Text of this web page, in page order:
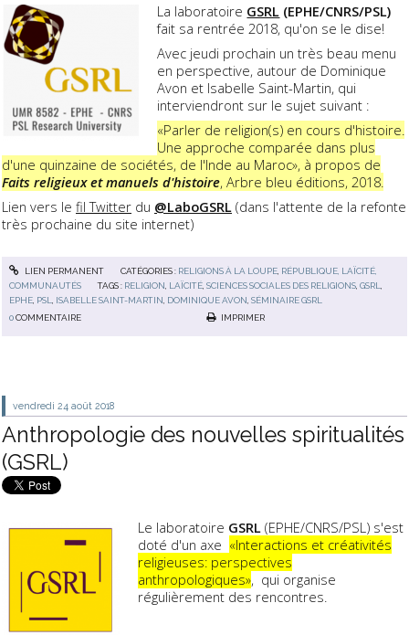
La laboratoire GSRL (EPHE/CNRS/PSL)
fait sa rentrée 2018, qu'on se le dise!
Avec jeudi prochain un très beau menu
en perspective, autour de Dominique
Avon et Isabelle Saint-Martin, qui
interviendront sur le sujet suivant :
«Parler de religion(s) en cours d'histoire.
Une approche comparée dans plus
d'une quinzaine de sociétés, de l'Inde au Maroc», à propos de
Faits religieux et manuels d'histoire, Arbre bleu éditions, 2018.
Lien vers le fil Twitter du @LaboGSRL (dans l'attente de la refonte
très prochaine du site internet)
LIEN PERMANENT CATÉGORIES : RELIGIONS À LA LOUPE, RÉPUBLIQUE, LAÏCITÉ,
COMMUNAUTÉS
TAGS : RELIGION, LAÏCITÉ,SCIENCES SOCIALES DES RELIGIONS,GSRL,
EPHE, PSL, ISABELLE SAINT-MARTIN, DOMINIQUE AVON,SÉMINAIRE GSRL
0COMMENTAIRE IMPRIMER
vendredi 24 août 2018
Anthropologie des nouvelles spiritualités
(GSRL)
Le laboratoire GSRL (EPHE/CNRS/PSL) s'est
doté d'un axe «Interactions et créativités
religieuses: perspectives
anthropologiques», qui organise
régulièrement des rencontres.